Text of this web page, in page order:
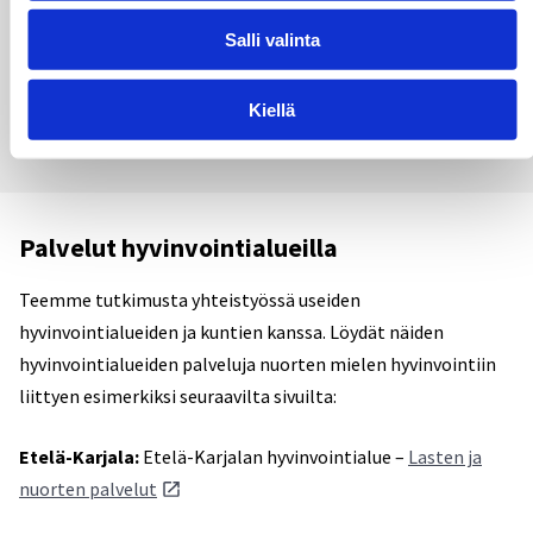
Salli valinta
Kiellä
SOS-lapsikylän Apuu-chat
, 7–15-vuotiaille, jotka tuntevat
olonsa uhatuksi tai turvattomaksi. Chat on auki klo 9–22
joka päivä.
Valtakunnallinen kriisipuhelin
09 2525 0111
tuntia vuorokaudessa joka päivä).
Palvelut hyvinvointialueilla
Teemme tutkimusta yhteistyössä useiden
hyvinvointialueiden ja kuntien kanssa. Löydät näiden
hyvinvointialueiden palveluja nuorten mielen hyvinvointiin
liittyen esimerkiksi seuraavilta sivuilta:
Etelä-Karjala: Etelä-Karjalan hyvinvointialue – Lasten ja
nuorten palvelut